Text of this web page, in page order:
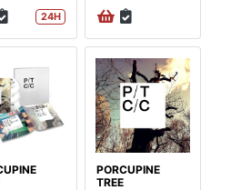
24H
PORCUPINE
TREE